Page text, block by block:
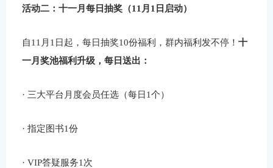
活动二：十一月每日抽奖（11月1日启动）
自11月1日起，每日抽奖10份福利，群内福利发不停！十
一月奖池福利升级，每日送出：
· 三大平台月度会员任选（每日1个）
· 指定图书1份
· VIP答疑服务1次